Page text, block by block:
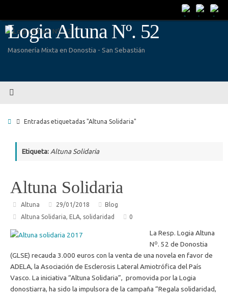
contenido
Logia Altuna Nº. 52
Masonería Mixta en Donostia - San Sebastián
InicioEntradas etiquetadas "Altuna Solidaria"
Etiqueta: Altuna Solidaria
Altuna Solidaria
Altuna 29/01/2018
Blog
Altuna Solidaria, ELA, solidaridad 0
La Resp. Logia Altuna
Nº. 52 de Donostia
(GLSE) recauda 3.000 euros con la venta de una novela en favor de
ADELA, la Asociación de Esclerosis Lateral Amiotrófica del País
Vasco. La iniciativa “Altuna Solidaria”, promovida por la Logia
donostiarra, ha sido la impulsora de la campaña “Regala solidaridad,